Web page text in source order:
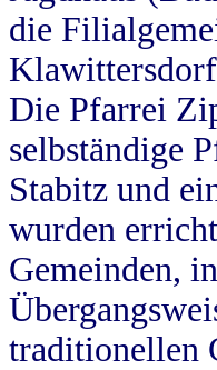
die
Die Pfarrei
selbständige
Stabitz und
wurden
Gemeinden,
traditionellen